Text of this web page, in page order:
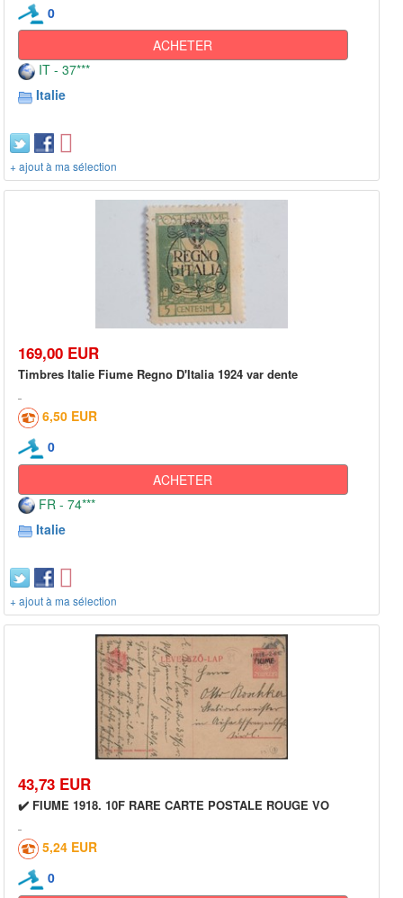
0
ACHETER
IT - 37***
Italie
+ ajout à ma sélection
169,00 EUR
Timbres Italie Fiume Regno D'Italia 1924 var dente
6,50 EUR
0
ACHETER
FR - 74***
Italie
+ ajout à ma sélection
43,73 EUR
✔️ FIUME 1918. 10F RARE CARTE POSTALE ROUGE VO
5,24 EUR
0